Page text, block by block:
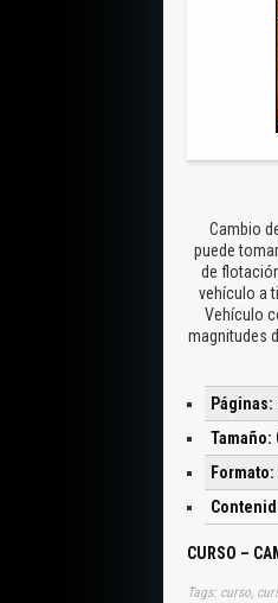
Cambio
puede
de
vehículo a
Vehículo
magnitudes
Páginas:
Tamaño:
CURSO –
Tags: curso,